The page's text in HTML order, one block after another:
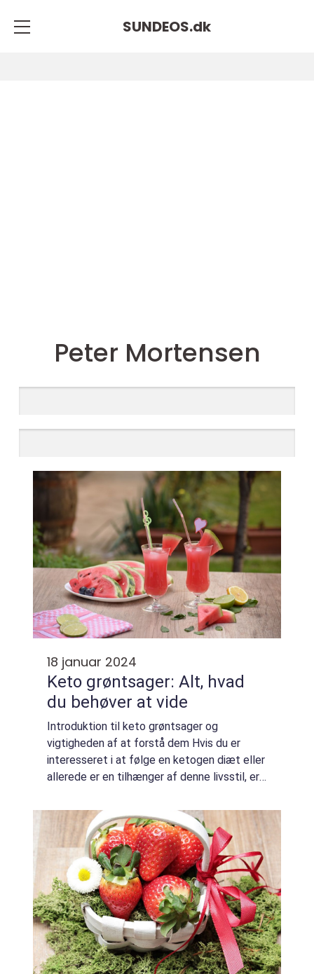
SUNDEOS.dk
Peter Mortensen
18 januar 2024
Keto grøntsager: Alt, hvad
du behøver at vide
Introduktion til keto grøntsager og
vigtigheden af at forstå dem Hvis du er
interesseret i at følge en ketogen diæt eller
allerede er en tilhænger af denne livsstil, er
passer bedst til denne kostplan. Ken...